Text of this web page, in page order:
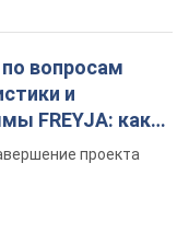
вопросам
и
FREYJA: какие
проекта